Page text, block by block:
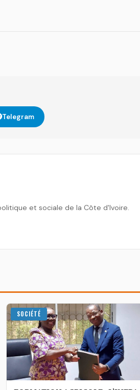
Telegram
et sociale de la Côte d'Ivoire.
SOCIÉTÉ